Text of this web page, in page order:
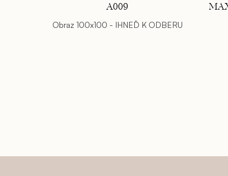
A009
Obraz 100x100 - IHNEĎ K ODBERU